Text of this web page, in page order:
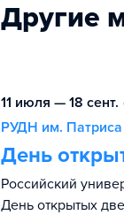
Другие
11 июля — 18 сент.
РУДН им.
День
Российский
День открытых